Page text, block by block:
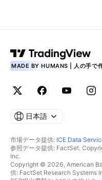
MADE BY HUMANS | 人の手で
日本語
市場データ提供: ICE Data
参照データ提供: FactSet.
Inc.
Copyright © 2026, American
供: FactSet Research Systems